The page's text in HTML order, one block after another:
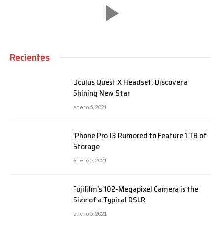
Recientes
Oculus Quest X Headset: Discover a
Shining New Star
enero 5, 2021
iPhone Pro 13 Rumored to Feature 1 TB of
Storage
enero 5, 2021
Fujifilm’s 102-Megapixel Camera is the
Size of a Typical DSLR
enero 5, 2021